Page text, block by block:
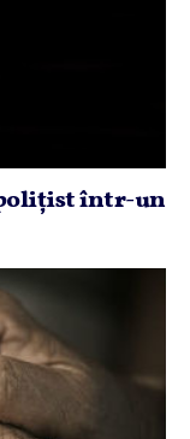
într-un